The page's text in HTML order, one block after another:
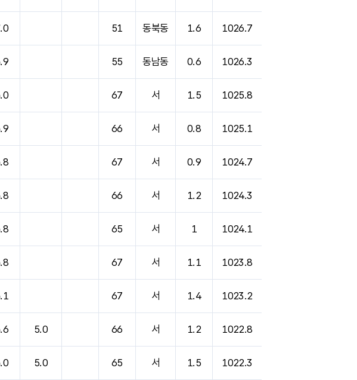
51 동북동 1.6 1026.7
55 동남동 0.6 1026.3
67 서 1.5 1025.8
66 서 0.8 1025.1
67 서 0.9 1024.7
66 서 1.2 1024.3
65 서 1 1024.1
67 서 1.1 1023.8
67 서 1.4 1023.2
5.0 66 서 1.2 1022.8
5.0 65 서 1.5 1022.3